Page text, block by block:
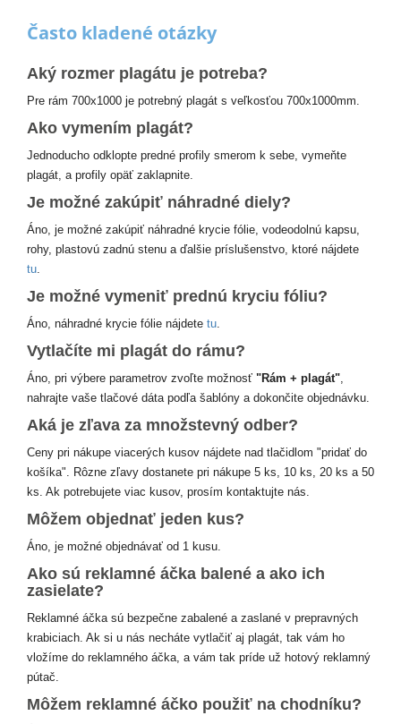
Často kladené otázky
Aký rozmer plagátu je potreba?
Pre rám 700x1000 je potrebný plagát s veľkosťou 700x1000mm.
Ako vymením plagát?
Jednoducho odklopte predné profily smerom k sebe, vymeňte
plagát, a profily opäť zaklapnite.
Je možné zakúpiť náhradné diely?
Áno, je možné zakúpiť náhradné krycie fólie, vodeodolnú kapsu,
rohy, plastovú zadnú stenu a ďalšie príslušenstvo, ktoré nájdete
tu
Je možné vymeniť prednú kryciu fóliu?
Áno, náhradné krycie fólie nájdete tu
Vytlačíte mi plagát do rámu?
Áno, pri výbere parametrov zvoľte možnosť "Rám + plagát"
nahrajte vaše tlačové dáta podľa šablóny a dokončite objednávku.
Aká je zľava za množstevný odber?
Ceny pri nákupe viacerých kusov nájdete nad tlačidlom "pridať do
košíka". Rôzne zľavy dostanete pri nákupe 5 ks, 10 ks, 20 ks a 50
ks. Ak potrebujete viac kusov, prosím kontaktujte nás.
Môžem objednať jeden kus?
Áno, je možné objednávať od 1 kusu.
Ako sú reklamné áčka balené a ako ich
zasielate?
Reklamné áčka sú bezpečne zabalené a zaslané v prepravných
krabiciach. Ak si u nás necháte vytlačiť aj plagát, tak vám ho
vložíme do reklamného áčka, a vám tak príde už hotový reklamný
pútač.
Môžem reklamné áčko použiť na chodníku?